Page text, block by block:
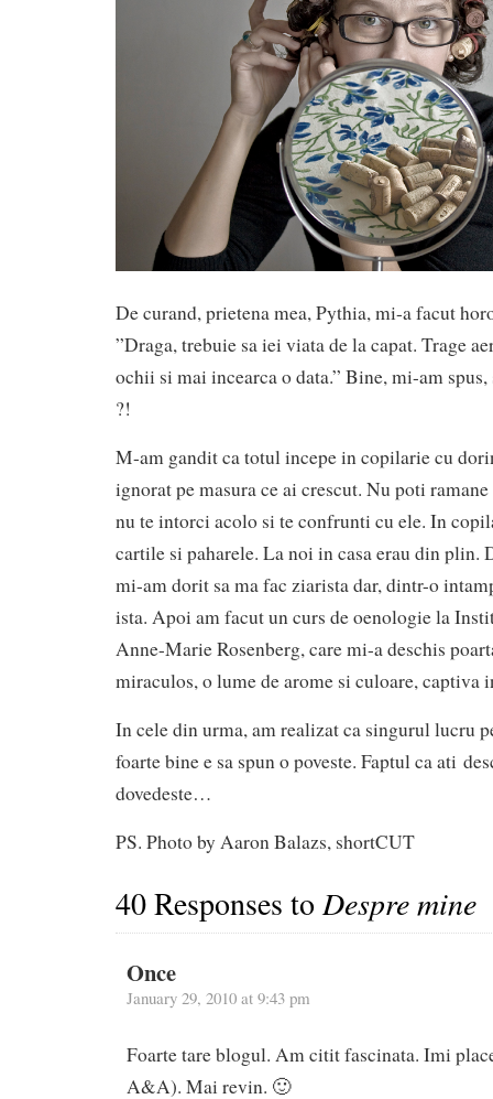
De curand, prietena mea, Pythia, mi-a facut
”Draga, trebuie sa iei viata de la capat. Trage
ochii si mai incearca o data.” Bine, mi-am
?!
M-am gandit ca totul incepe in copilarie cu
ignorat pe masura ce ai crescut. Nu poti
nu te intorci acolo si te confrunti cu ele. In
cartile si paharele. La noi in casa erau din plin.
mi-am dorit sa ma fac ziarista dar, dintr-o
ista. Apoi am facut un curs de oenologie la
Anne-Marie Rosenberg, care mi-a deschis
miraculos, o lume de arome si culoare, captiva
In cele din urma, am realizat ca singurul lucru
foarte bine e sa spun o poveste. Faptul ca ati
dovedeste…
PS. Photo by Aaron Balazs, shortCUT
40 Responses toDespre mine
Once
January 29, 2010 at 9:43 pm
Foarte tare blogul. Am citit fascinata. Imi
A&A). Mai revin. 🙂